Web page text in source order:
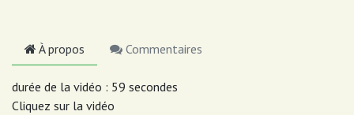
À propos Commentaires
durée de la vidéo : 59 secondes
Cliquez sur la vidéo